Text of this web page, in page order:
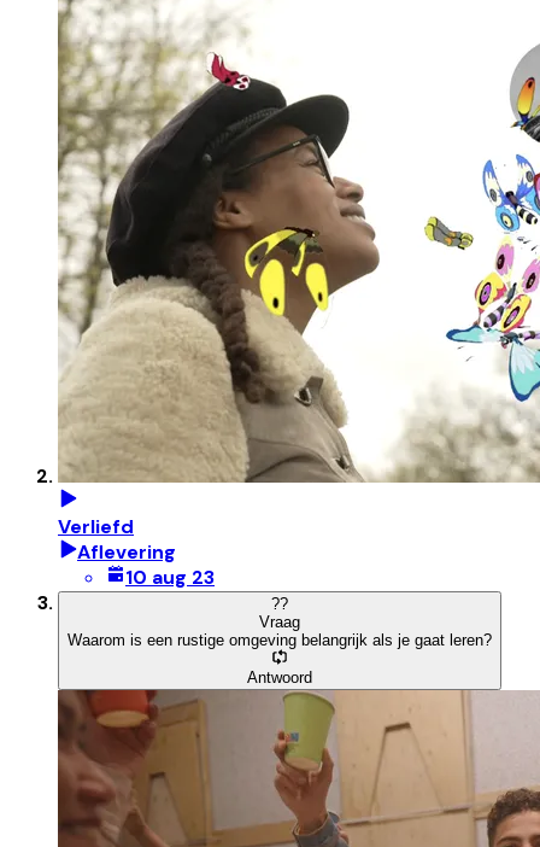
Verliefd
Aflevering
10 aug 23
??
Vraag
Waarom is een rustige omgeving belangrijk als je gaat leren?
Antwoord